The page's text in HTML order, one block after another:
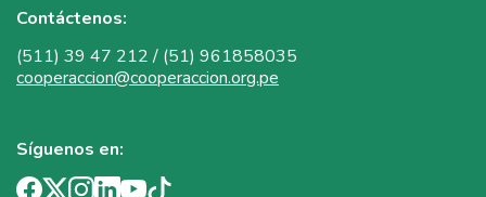
Contáctenos:
(511) 39 47 212 / (51) 961858035
cooperaccion@cooperaccion.org.pe
Síguenos en: